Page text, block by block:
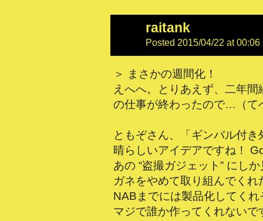
raitank
Posted 2015/04/22 at 00:06
＞ まさかの週間化！
えへへ。とりあえず、二年間
の仕事が終わったので…（て
ともぞさん、「ギンバル付き
晴らしいアイデアですね！
あの “盗撮ガジェット” にし
ガネをやめて取り組んでくれ
NABまでには製品化してく
マジで誰か作ってくれないで